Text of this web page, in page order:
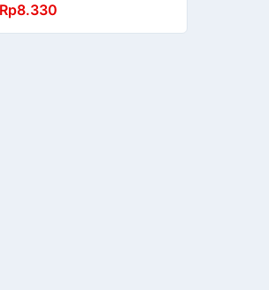
Rp8.330